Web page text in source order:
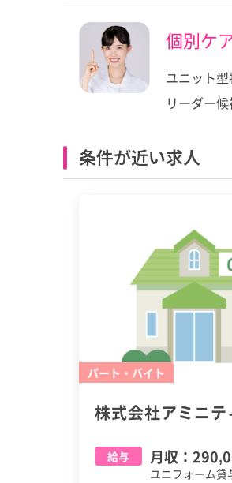
個別ケ
ユニット
リーダー候
条件が近い求人
パート・バイト
株式会社アミニテ
給与 月収：
ユニフォーム貸